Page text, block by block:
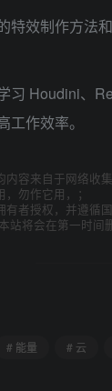
特效制作方法
习 Houdini、
工作效率。
内容来自于网络收
勿作它用，；
者授权，并遵循
站将会在第一时间
# 能量 # 云